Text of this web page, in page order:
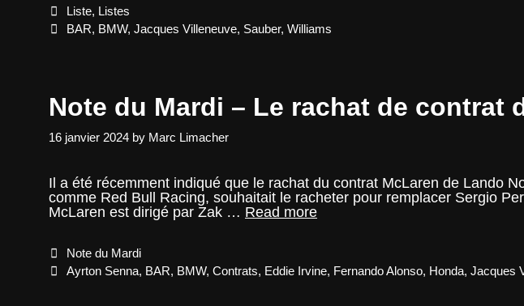
Villeneuve
Categories
Liste, Listes
Tags
BAR, BMW,Jacques Villeneuve, Sauber,Williams
Note du Mardi – Le rachat de contrat
16 janvier 2024 by Marc Limacher
Il a été récemment indiqué que le rachat du contrat McLaren de Lando
comme Red Bull Racing, souhaitait le racheter pour remplacer Sergio
McLaren est dirigé par Zak … Read moreNote
Le
Categories
Note du Mardi
Tags
Ayrton Senna, BAR, BMW,Contrats, Eddie Irvine, Fernando Alonso, Honda,Jacques